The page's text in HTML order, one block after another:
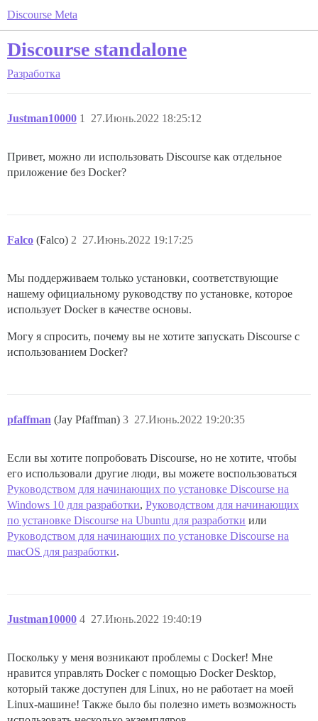
Discourse Meta
Discourse standalone
Разработка
Justman10000 27.Июнь.2022 18:25:12
1
Привет, можно ли использовать Discourse как отдельное
приложение без Docker?
Falco (Falco) 27.Июнь.2022 19:17:25
2
Мы поддерживаем только установки, соответствующие
нашему официальному руководству по установке, которое
использует Docker в качестве основы.
Могу я спросить, почему вы не хотите запускать Discourse с
использованием Docker?
pfaffman (Jay Pfaffman) 27.Июнь.2022 19:20:35
3
Если вы хотите попробовать Discourse, но не хотите, чтобы
его использовали другие люди, вы можете воспользоваться
Руководством для начинающих по установке Discourse на
Windows 10 для разработки, Руководством для начинающих
по установке Discourse на Ubuntu для разработки или
Руководством для начинающих по установке Discourse на
macOS для разработки.
Justman10000 27.Июнь.2022 19:40:19
4
Поскольку у меня возникают проблемы с Docker! Мне
нравится управлять Docker с помощью Docker Desktop,
который также доступен для Linux, но не работает на моей
Linux-машине! Также было бы полезно иметь возможность